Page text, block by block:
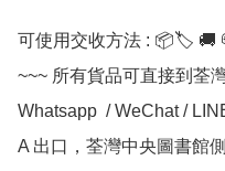
可使用交收方法 : 📦🏷 🚚
~~~ 所有貨品可直接到荃
Whatsapp  / WeChat /
A 出口，荃灣中央圖書館